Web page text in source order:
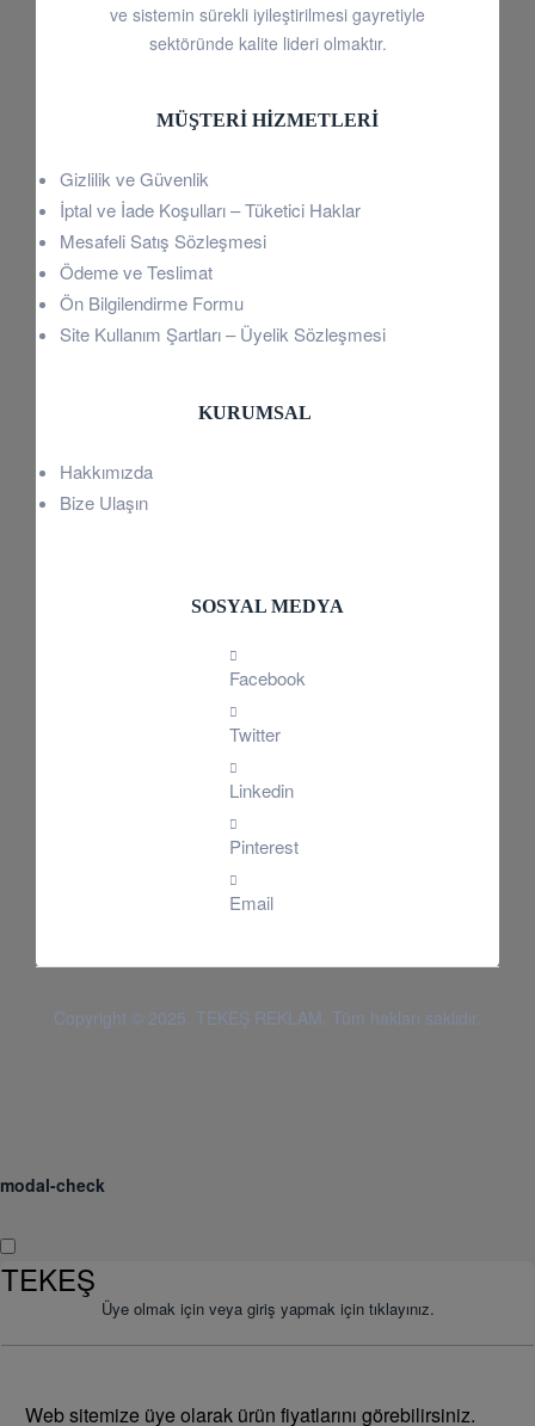
ve sistemin sürekli iyileştirilmesi gayretiyle
sektöründe kalite lideri olmaktır.
MÜŞTERI HIZMETLERI
Gizlilik ve Güvenlik
İptal ve İade Koşulları – Tüketici Haklar
Mesafeli Satış Sözleşmesi
Ödeme ve Teslimat
Ön Bilgilendirme Formu
Site Kullanım Şartları – Üyelik Sözleşmesi
KURUMSAL
Hakkımızda
Bize Ulaşın
SOSYAL MEDYA
Facebook
Twitter
Linkedin
Pinterest
Email
Copyright © 2025. TEKEŞ REKLAM. Tüm hakları saklıdır.
modal-check
TEKEŞ
Üye olmak için veya giriş yapmak için tıklayınız.
Web sitemize üye olarak ürün fiyatlarını görebilirsiniz.